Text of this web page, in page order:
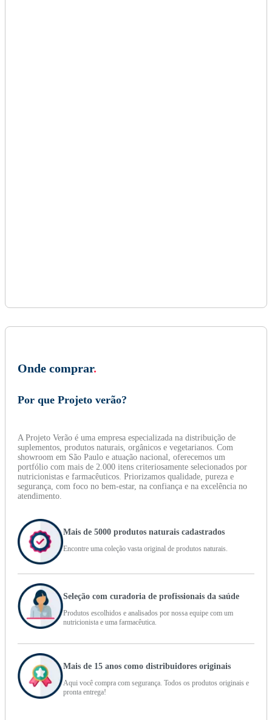
Onde comprar.
Por que Projeto verão?
A Projeto Verão é uma empresa especializada na distribuição de
suplementos, produtos naturais, orgânicos e vegetarianos. Com
showroom em São Paulo e atuação nacional, oferecemos um
portfólio com mais de 2.000 itens criteriosamente selecionados por
nutricionistas e farmacêuticos. Priorizamos qualidade, pureza e
segurança, com foco no bem-estar, na confiança e na excelência no
atendimento.
Mais de 5000 produtos naturais cadastrados
Encontre uma coleção vasta original de produtos naturais.
Seleção com curadoria de profissionais da saúde
Produtos escolhidos e analisados por nossa equipe com um
nutricionista e uma farmacêutica.
Mais de 15 anos como distribuidores originais
Aqui você compra com segurança. Todos os produtos originais e
pronta entrega!